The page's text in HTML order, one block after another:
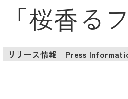
「桜⾹る
リリース情報 Press